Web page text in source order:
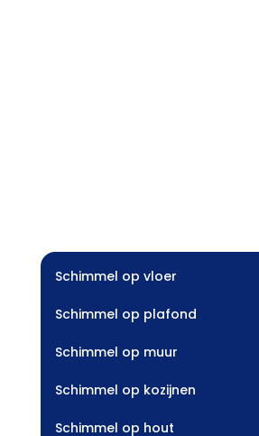
Schimmel op vloer
Schimmel op plafond
Schimmel op muur
Schimmel op kozijnen
Schimmel op hout